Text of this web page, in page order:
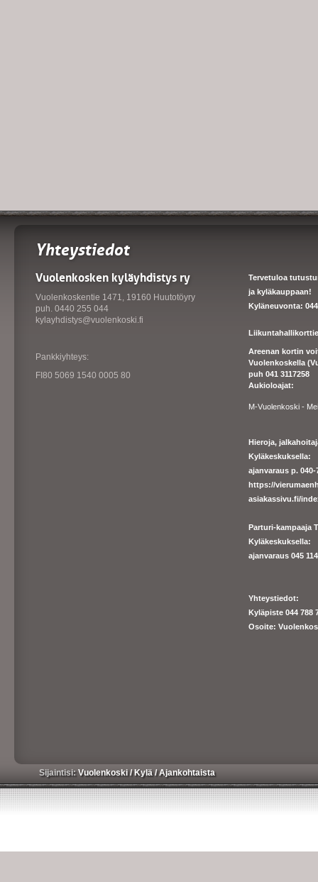
Yhteystiedot
Vuolenkosken kyläyhdistys ry
Vuolenkoskentie 1471, 19160 Huutotöyry
puh. 0440 255 044
kylayhdistys@vuolenkoski.fi
Pankkiyhteys:
FI80 5069 1540 0005 80
Tervetuloa
ja kyläkauppaan!
Kyläneuvonta: 044
Areenan kortin
Vuolenkoskella
puh 041 3117258
Aukioloajat:
M-Vuolenkoski -
Hieroja,
Kyläkeskuksella:
ajanvaraus p.
https://
asiakassivu.fi/
Parturi-kampaaja
Kyläkeskuksella:
ajanvaraus 045
Yhteystiedot:
Kyläpiste 044 788
Osoite:
Sijaintisi:Vuolenkoski/ Kylä/Ajankohtaista